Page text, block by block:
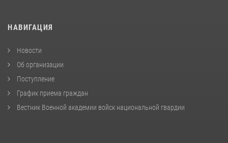
НАВИГАЦИЯ
Новости
Об организации
Поступление
График приема граждан
Вестник Военной академии войск национальной гвардии